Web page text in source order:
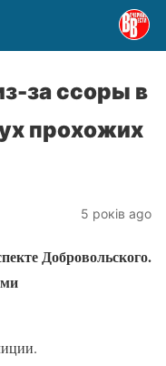
за ссоры в
прохожих
5 років ago
Добровольского.